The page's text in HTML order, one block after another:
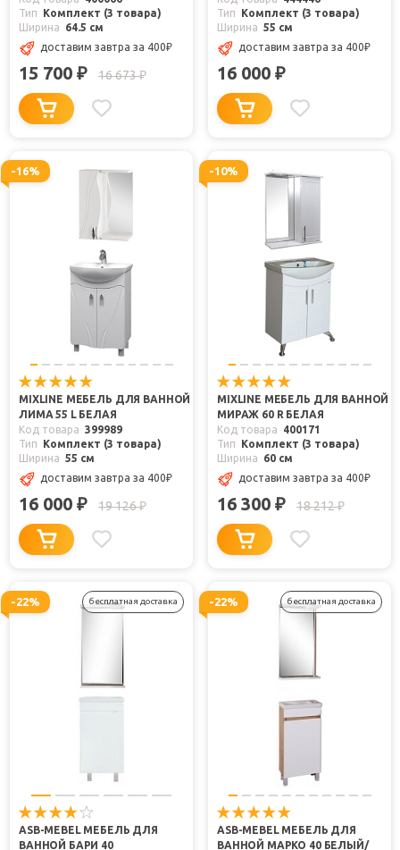
Тип
Комплект (3 товара)
Ширина
64.5 см
доставим завтра за 400₽
15 700 ₽ 16 673₽
Тип
Комплект (3 товара)
Ширина 55 см
доставим завтра за 400₽
16 000 ₽
-16%
MIXLINE МЕБЕЛЬ ДЛЯ ВАННОЙ
ЛИМА 55 L БЕЛАЯ
Код товара 399989
Тип
Комплект (3 товара)
Ширина 55 см
доставим завтра за 400₽
16 000 ₽ 19 126₽
-10%
MIXLINE МЕБЕЛЬ ДЛЯ ВАННОЙ
МИРАЖ 60 R БЕЛАЯ
Код товара
400171
Тип
Комплект (3 товара)
Ширина
60 см
доставим завтра за 400₽
16 300 ₽ 18 212₽
-22% бесплатная доставка
ASB-MEBEL МЕБЕЛЬ ДЛЯ
ВАННОЙ БАРИ 40
-22% бесплатная доставка
ASB-MEBEL МЕБЕЛЬ ДЛЯ
ВАННОЙ МАРКО 40 БЕЛЫЙ/